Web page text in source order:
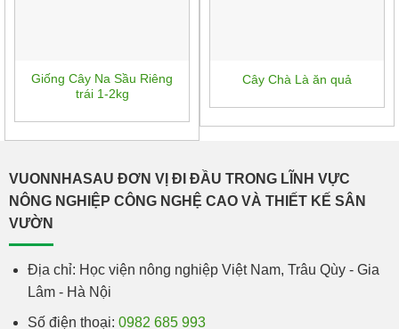
Giống Cây Na Sầu Riêng
trái 1-2kg
Cây Chà Là ăn quả
VUONNHASAU ĐƠN VỊ ĐI ĐẦU TRONG LĨNH VỰC
NÔNG NGHIỆP CÔNG NGHỆ CAO VÀ THIẾT KẾ SÂN
VƯỜN
Địa chỉ: Học viện nông nghiệp Việt Nam, Trâu Qùy - Gia
Lâm - Hà Nội
Số điện thoại: 0982 685 993